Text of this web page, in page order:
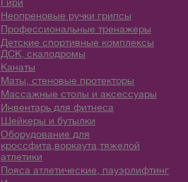
Неопреновые ручки грипсы
Профессиональные тренажеры
Детские спортивные комплексы
ДСК, скалодромы
Канаты
Маты, стеновые протекторы
Массажные столы и аксессуары
Инвентарь для фитнеса
Шейкеры и бутылки
Оборудование для
кроссфита,воркаута,тяжелой
атлетики
Пояса атлетические, пауэрлифтинг